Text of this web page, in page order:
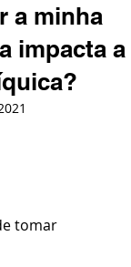
a minha
impacta a
tomar